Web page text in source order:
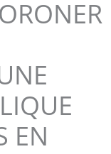
EN